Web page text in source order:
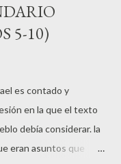
5-10)
es contado y
en la que el texto
debía considerar. la
eran asuntos que